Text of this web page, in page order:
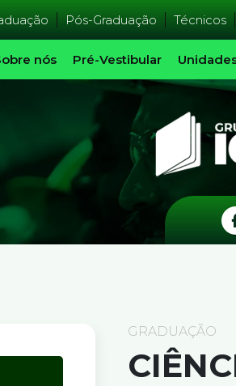
Pós-Graduação Técnicos
nós Pré-Vestibular
GRADUAÇÃO